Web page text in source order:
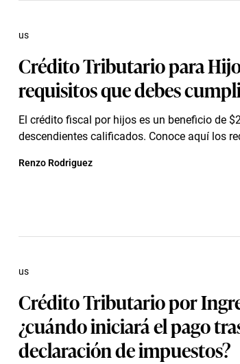
Crédito Tributario para
requisitos que debes
El crédito fiscal por hijos es un beneficio de
descendientes calificados. Conoce aquí los
us
Renzo Rodriguez
Crédito Tributario por
¿cuándo iniciará el pago
declaración de impuestos?
us